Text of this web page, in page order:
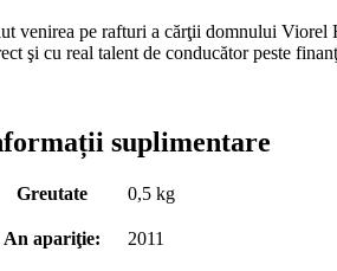
venirea pe rafturi a cărţii domnului Viorel
şi cu real talent de conducător peste
suplimentare
Greutate 0,5 kg
An apariţie: 2011